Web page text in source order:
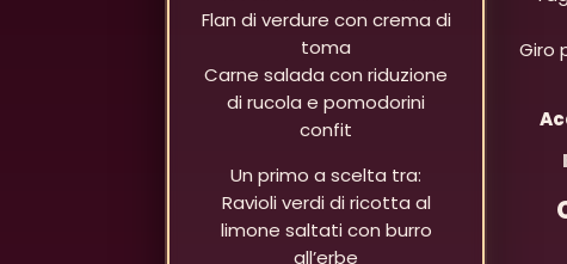
Flan di verdure con crema di
toma
Carne salada con riduzione
di rucola e pomodorini
confit
Un primo a scelta tra:
Ravioli verdi di ricotta al
limone saltati con burro
all’erbe
Giro